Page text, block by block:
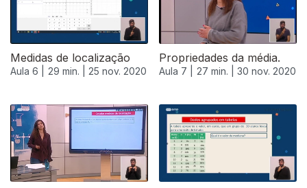
Medidas de localização
Aula 6 | 29 min. | 25 nov. 2020
Propriedades da média.
Aula 7 | 27 min. | 30 nov. 2020